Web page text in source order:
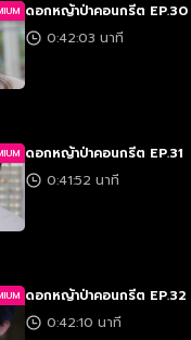
ดอกหญ้าป่าคอนกรีต EP.30
0:42:03 นาที
ดอกหญ้าป่าคอนกรีต EP.31
0:41:52 นาที
ดอกหญ้าป่าคอนกรีต EP.32
0:42:10 นาที